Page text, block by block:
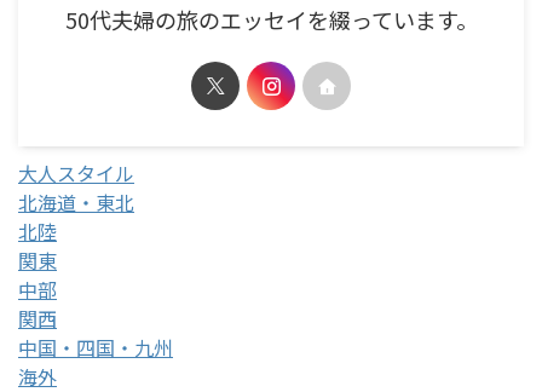
50代夫婦の旅のエッセイを綴っています。
大人スタイル
北海道・東北
北陸
関東
中部
関西
中国・四国・九州
海外